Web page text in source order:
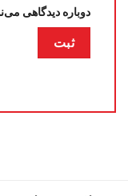
دوباره دیدگاهی